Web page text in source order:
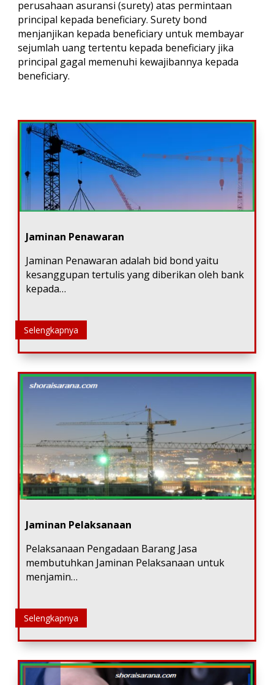
perusahaan asuransi (surety) atas permintaan
principal kepada beneficiary. Surety bond
menjanjikan kepada beneficiary untuk membayar
sejumlah uang tertentu kepada beneficiary jika
principal gagal memenuhi kewajibannya kepada
beneficiary.
Jaminan Penawaran
Jaminan Penawaran adalah bid bond yaitu
kesanggupan tertulis yang diberikan oleh bank
kepada…
Selengkapnya
Jaminan Pelaksanaan
Pelaksanaan Pengadaan Barang Jasa
membutuhkan Jaminan Pelaksanaan untuk
menjamin…
Selengkapnya